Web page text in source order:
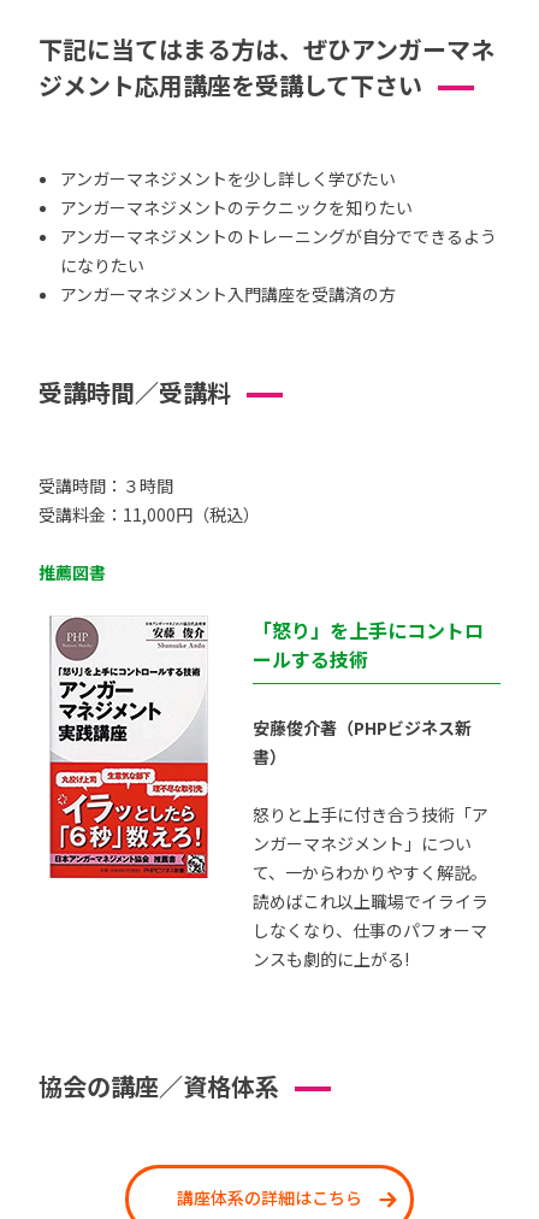
下記に当てはまる方は、ぜひアンガーマネ
ジメント応用講座を受講して下さい
アンガーマネジメントを少し詳しく学びたい
アンガーマネジメントのテクニックを知りたい
アンガーマネジメントのトレーニングが自分でできるよう
になりたい
アンガーマネジメント入門講座を受講済の方
受講時間／受講料
受講時間：３時間
受講料金：11,000円（税込）
推薦図書
「怒り」を上手にコントロ
ールする技術
安藤俊介著（PHPビジネス新
書）
怒りと上手に付き合う技術「ア
ンガーマネジメント」につい
て、一からわかりやすく解説。
読めばこれ以上職場でイライラ
しなくなり、仕事のパフォーマ
ンスも劇的に上がる!
協会の講座／資格体系
講座体系の詳細はこちら